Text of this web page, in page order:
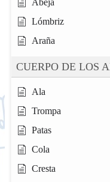
Abeja
Lómbriz
Araña
CUERPO DE LOS
Ala
Trompa
Patas
Cola
Cresta